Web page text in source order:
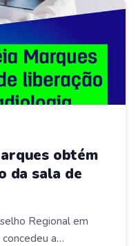
obtém
da sala de
Regional em
a